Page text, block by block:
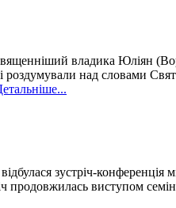
владика Юліян
роздумували над словами
зустріч-конференція
продовжилась виступом